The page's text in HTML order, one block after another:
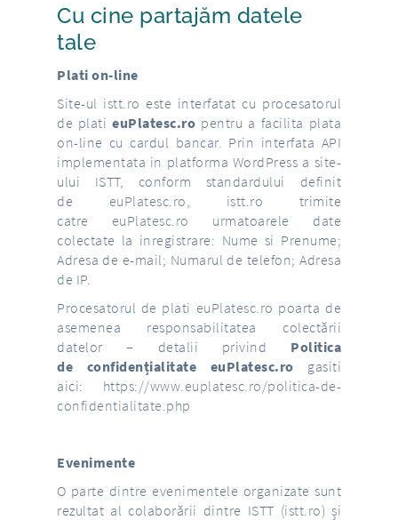
Cu cine partajăm datele
tale
Plati on-line
Site-ul istt.ro este interfatat cu procesatorul
de platieuPlatesc.ro pentru a facilita plata
on-line cu cardul bancar. Prin interfata API
implementata in platforma WordPress a site-
ului ISTT, conform standardului definit
de euPlatesc.ro, istt.ro trimite
catre euPlatesc.ro urmatoarele date
colectate la inregistrare: Nume si Prenume;
Adresa de e-mail; Numarul de telefon; Adresa
de IP.
Procesatorul de plati euPlatesc.ro poarta de
asemenea responsabilitatea colectării
datelor – detalii privind Politica
de confidențialitate euPlatesc.ro gasiti
aici: https://www.euplatesc.ro/politica-de-
confidentialitate.php
Evenimente
O parte dintre evenimentele organizate sunt
rezultat al colaborării dintre ISTT (istt.ro) și